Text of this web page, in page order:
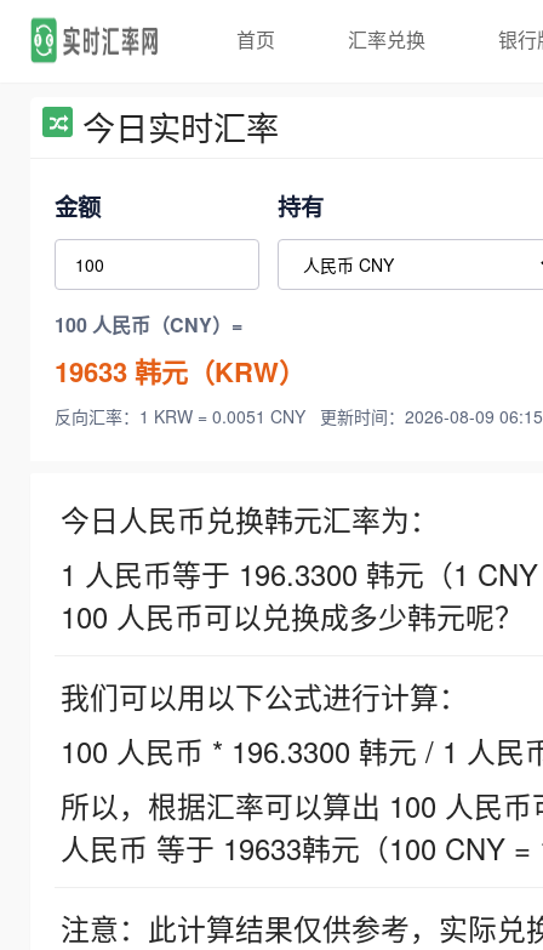
首页 汇率兑换 银行
今日实时汇率
金额 持有
100 人民币（CNY）=
19633韩元（KRW）
反向汇率：1 KRW = 0.0051 CNY 更新时间：2026-08-09
今日人民币兑换韩元汇率为：
1 人民币等于 196.3300 韩元（1
100 人民币可以兑换成多少韩元呢？
我们可以用以下公式进行计算：
100 人民币 * 196.3300 韩元 / 1 人民
所以，根据汇率可以算出 100 人民
人民币 等于 19633韩元（100 CNY =
注意：此计算结果仅供参考，实际